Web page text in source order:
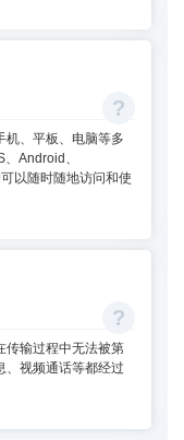
机、平板、电脑等多
Android、
以随时随地访问和使
传输过程中无法被第
、视频通话等都经过